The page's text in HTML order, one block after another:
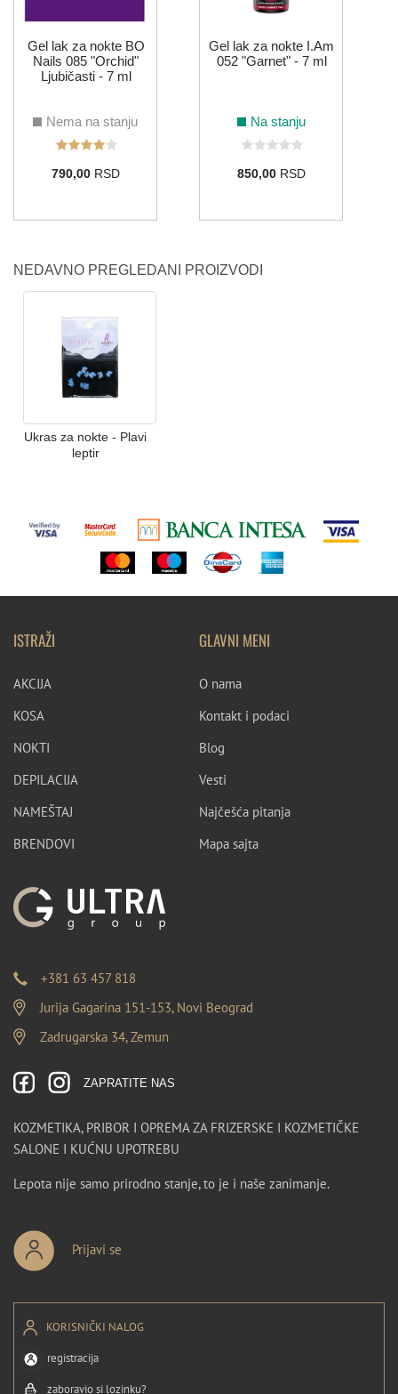
Gel lak za nokte BO
Nails 085 "Orchid"
Ljubičasti - 7 ml
Nema na stanju
790,00RSD
Gel lak za nokte I.Am
052 "Garnet" - 7 ml
Na stanju
850,00RSD
NEDAVNO PREGLEDANI PROIZVODI
Ukras za nokte - Plavi
leptir
ISTRAŽI
AKCIJA
KOSA
NOKTI
DEPILACIJA
NAMEŠTAJ
BRENDOVI
GLAVNI MENI
O nama
Kontakt i podaci
Blog
Vesti
Najčešća pitanja
Mapa sajta
+381 63 457 818
Jurija Gagarina 151-153, Novi Beograd
Zadrugarska 34, Zemun
ZAPRATITE NAS
KOZMETIKA, PRIBOR I OPREMA ZA FRIZERSKE I KOZMETIČKE
SALONE I KUĆNU UPOTREBU
Lepota nije samo prirodno stanje, to je i naše zanimanje.
Prijavi se
KORISNIČKI NALOG
registracija
zaboravio si lozinku?